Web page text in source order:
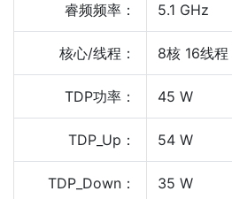
睿频频率： 5.1 GHz
核心/线程： 8核 16线程
TDP功率： 45 W
TDP_Up： 54 W
TDP_Down： 35 W